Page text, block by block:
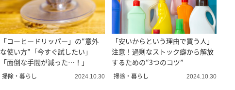
「コーヒードリッパー」の“意外
な使い方”「今すぐ試したい」
「面倒な手間が減った…！」
掃除・暮らし 2024.10.30
「安いからという理由で買う人」
注意！過剰なストック癖から解放
するための“3つのコツ”
掃除・暮らし 2024.10.30